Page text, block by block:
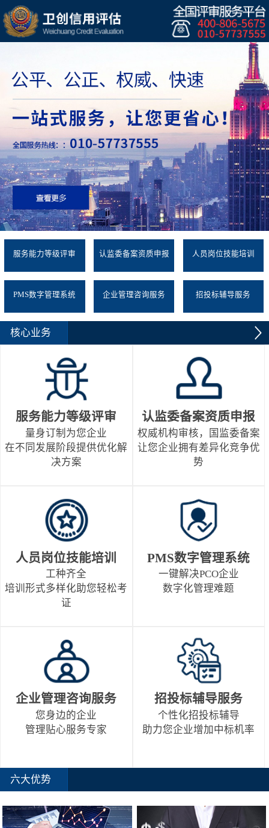
服务能力等级评审 认监委备案资质申报 人员岗位技能培训
PMS数字管理系统 企业管理咨询服务 招投标辅导服务
核心业务
服务能力等级评审
量身订制为您企业
在不同发展阶段提供优化解
决方案
认监委备案资质申报
权威机构审核，国监委备案
让您企业拥有差异化竞争优
势
人员岗位技能培训
工种齐全
培训形式多样化助您轻松考
证
PMS数字管理系统
一键解决PCO企业
数字化管理难题
企业管理咨询服务
您身边的企业
管理贴心服务专家
招投标辅导服务
个性化招投标辅导
助力您企业增加中标机率
六大优势